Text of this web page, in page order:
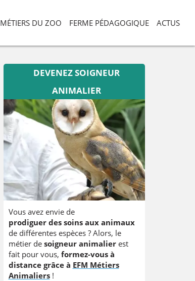
MÉTIERS DU ZOO FERME PÉDAGOGIQUE ACTUS
DEVENEZ SOIGNEUR
ANIMALIER
Vous avez envie de
prodiguer des soins aux animaux
de différentes espèces ? Alors, le
métier de soigneur animalierest
fait pour vous, formez-vous à
distance grâce à EFM Métiers
Animaliers!